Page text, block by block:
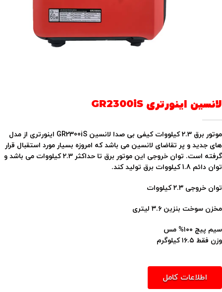
لانسین اینورتری GR2300iS
موتور برق 2.3 کیلووات کیفی بی صدا لانسین GR2300iS اینورتری از مدل
های جدید و پر تقاضای لانسین می باشد که امروزه بسیار مورد استقبال قرار
گرفته است. توان خروجی این موتور برق تا حداکثر 2.3 کیلووات می باشد و
توان دائم 1.8 کیلووات برق تولید کند.
توان خروجی ۲.۳ کیلووات
مخزن سوخت بنزین ۳.۶ لیتری
سیم پیچ ۱۰۰% مس
وزن فقط ۱۶.۵ کیلوگرم
اطلاعات کامل